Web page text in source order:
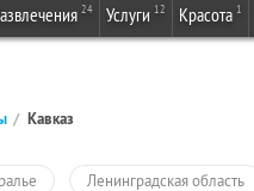
24 Услуги 12 Красота 1
Кавказ
Ленинградская область